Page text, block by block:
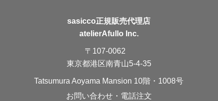
sasicco正規販売代理店
atelierAfullo Inc.
〒107-0062
東京都港区南青山5-4-35
Tatsumura Aoyama Mansion 10階・1008号
お問い合わせ・電話注文